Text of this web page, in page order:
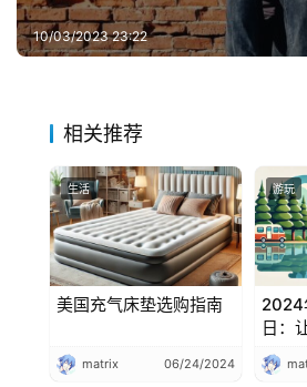
10/03/2023 23:22
相关推荐
生活
美国充气床垫选购指南
matrix 06/24/2024
游玩
2024
日：
自然
鱼的